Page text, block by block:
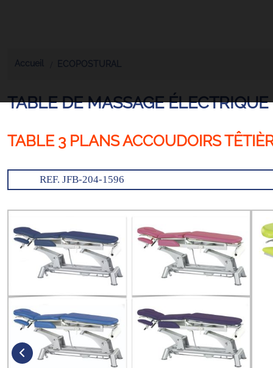
Accueil ECOPOSTURAL
TABLE DE MASSAGE
TABLE 3 PLANS ACCOUDOIRS
REF. JFB-204-1596